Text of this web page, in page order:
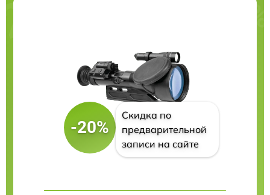
-20%
Скидка по
предварительной
записи на сайте